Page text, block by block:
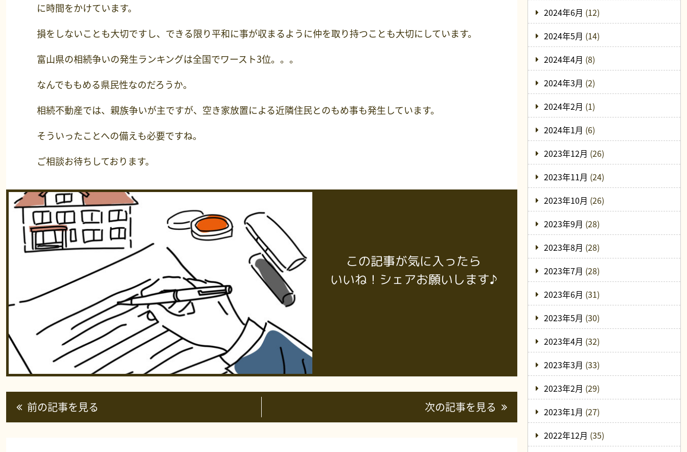
に時間をかけています。
損をしないことも大切ですし、できる限り平和に事が収まるように仲を取り持つことも大切にしています。
富山県の相続争いの発生ランキングは全国でワースト3位。。。
なんでももめる県民性なのだろうか。
相続不動産では、親族争いが主ですが、空き家放置による近隣住民とのもめ事も発生しています。
そういったことへの備えも必要ですね。
ご相談お待ちしております。
この記事が気に入ったら
いいね！シェアお願いします♪
前の記事を見る 次の記事を見る
2024年6月 (12)
2024年5月 (14)
2024年4月 (8)
2024年3月 (2)
2024年2月 (1)
2024年1月 (6)
2023年12月 (26)
2023年11月 (24)
2023年10月 (26)
2023年9月 (28)
2023年8月 (28)
2023年7月 (28)
2023年6月 (31)
2023年5月 (30)
2023年4月 (32)
2023年3月 (33)
2023年2月 (29)
2023年1月 (27)
2022年12月 (35)